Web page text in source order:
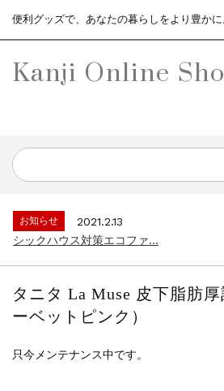
便利グッズで、あなたの暮らしをより豊かに
Kanji Online
シックハウス対策エコファ...
お知らせ
2021.4.13
お知らせ
2021.2.13
シックハウス対策エコファ...
お知らせ
2021.2.13
シックハウス対策エコファ...
タニタ La Muse 皮下脂肪厚
ーベットピンク）
只今メンテナンス中です。